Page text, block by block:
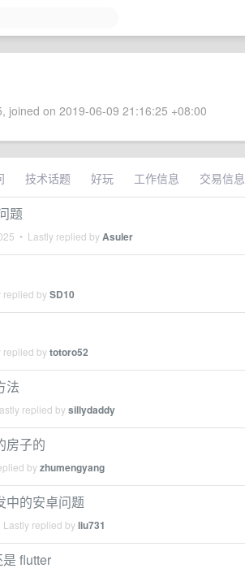
joined on 2019-06-09 21:16:25 +08:00
技术话题 好玩 工作信息 交易信息
题
• Lastly replied byAsuler
replied bySD10
replied bytotoro52
法
replied bysillydaddy
房子的
byzhumengyang
中的安卓问题
Lastly replied byliu731
flutter